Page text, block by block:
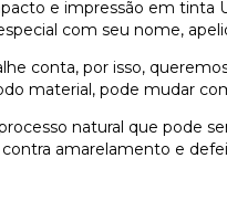
e impressão em tinta
com seu nome,
conta, por isso,
material, pode mudar
natural que pode
contra amarelamento e